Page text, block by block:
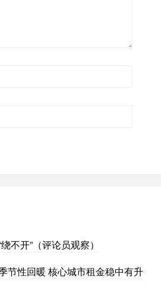
不开”（评论员观察）
节性回暖 核心城市租金稳中有升